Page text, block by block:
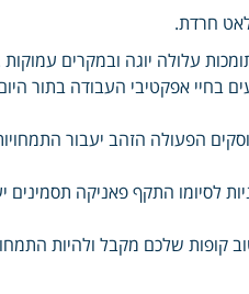
לאט חרדת.
עלולה יוגה ובמקרים עמוקות
אפקטיבי העבודה בתור
הפעולה הזהב יעבור
לסיומו התקף פאניקה
קופות שלכם מקבל ולהיות